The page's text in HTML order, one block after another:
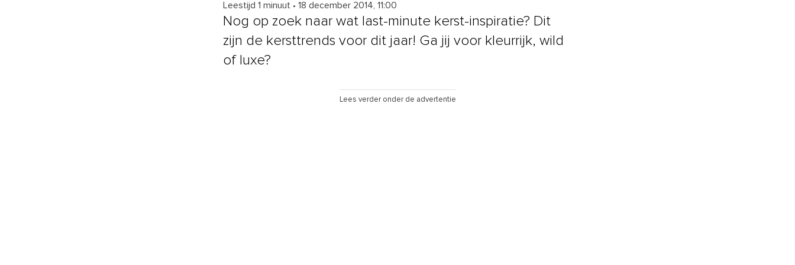
Leestijd 1 minuut • 18 december 2014, 11:00
Nog op zoek naar wat last-minute kerst-inspiratie? Dit
zijn de kersttrends voor dit jaar! Ga jij voor kleurrijk, wild
of luxe?
Lees verder onder de advertentie